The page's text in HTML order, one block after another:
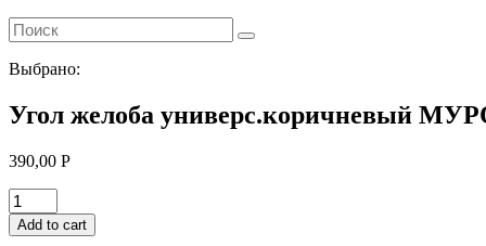
Выбрано:
Угол желоба универс.коричневый
390,00 Р
Угол
желоба
универс.коричневый
Add to cart